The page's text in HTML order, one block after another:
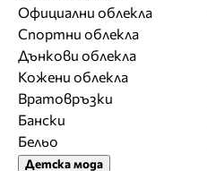
Официални облекла
Спортни облекла
Дънкови облекла
Кожени облекла
Вратовръзки
Бански
Бельо
Детска мода